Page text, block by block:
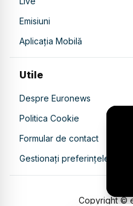
Emisiuni
Aplicația Mobilă
Utile
Despre Euronews
Politica Cookie
Formular de contact
Gestionați preferințele
Copyright ©